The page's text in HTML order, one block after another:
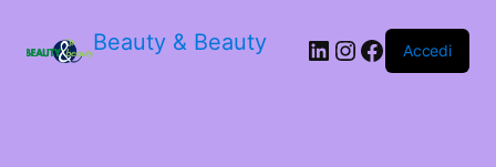
Beauty & Beauty LinkedIn
Instagram
Facebook
Accedi